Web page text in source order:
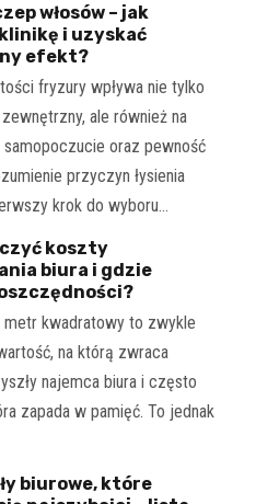
włosów – jak
i uzyskać
efekt?
fryzury wpływa nie tylko
ale również na
oraz pewność
przyczyn łysienia
krok do wyboru…
koszty
biura i gdzie
metr kwadratowy to zwykle
na którą zwraca
najemca biura i często
zapada w pamięć. To jednak
biurowe, które